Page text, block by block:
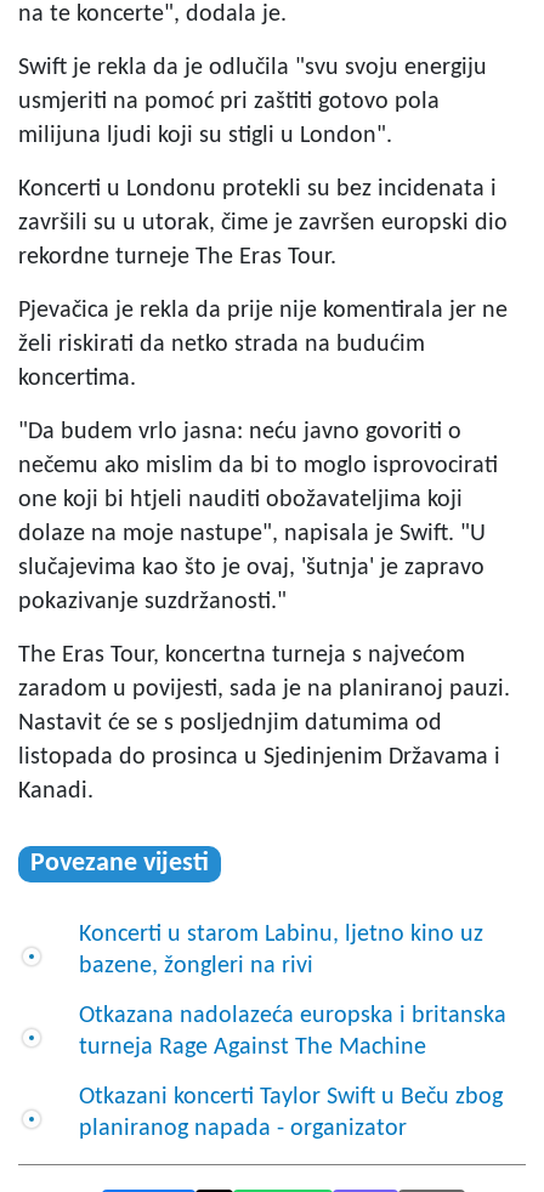
na te koncerte", dodala je.
Swift je rekla da je odlučila "svu svoju energiju
usmjeriti na pomoć pri zaštiti gotovo pola
milijuna ljudi koji su stigli u London".
Koncerti u Londonu protekli su bez incidenata i
završili su u utorak, čime je završen europski dio
rekordne turneje The Eras Tour.
Pjevačica je rekla da prije nije komentirala jer ne
želi riskirati da netko strada na budućim
koncertima.
"Da budem vrlo jasna: neću javno govoriti o
nečemu ako mislim da bi to moglo isprovocirati
one koji bi htjeli nauditi obožavateljima koji
dolaze na moje nastupe", napisala je Swift. "U
slučajevima kao što je ovaj, 'šutnja' je zapravo
pokazivanje suzdržanosti."
The Eras Tour, koncertna turneja s najvećom
zaradom u povijesti, sada je na planiranoj pauzi.
Nastavit će se s posljednjim datumima od
listopada do prosinca u Sjedinjenim Državama i
Kanadi.
Povezane vijesti
Koncerti u starom Labinu, ljetno kino uz
bazene, žongleri na rivi
Otkazana nadolazeća europska i britanska
turneja Rage Against The Machine
Otkazani koncerti Taylor Swift u Beču zbog
planiranog napada - organizator